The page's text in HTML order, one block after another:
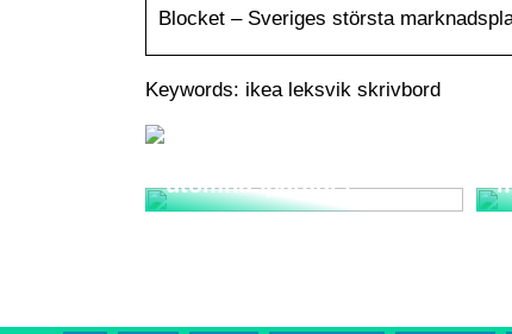
Blocket – Sveriges största
Keywords: ikea leksvik skrivbord
utomhusparadis